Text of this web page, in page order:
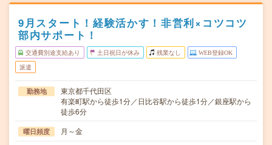
9月スタート！経験活かす！非営利×コツコツ
部内サポート！
交通費別途支給あり 土日祝日が休み 残業なし WEB登録OK
派遣
勤務地
東京都千代田区
有楽町駅から徒歩1分／日比谷駅から徒歩1分／銀座駅から
徒歩6分
曜日頻度 月～金